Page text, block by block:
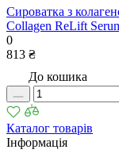
Сироватка з
Collagen ReLift
0
813 ₴
До кошика
Каталог товарів
Інформація